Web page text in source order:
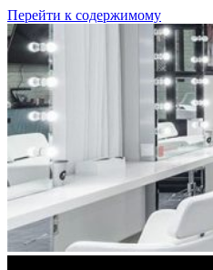
Перейти к содержимому